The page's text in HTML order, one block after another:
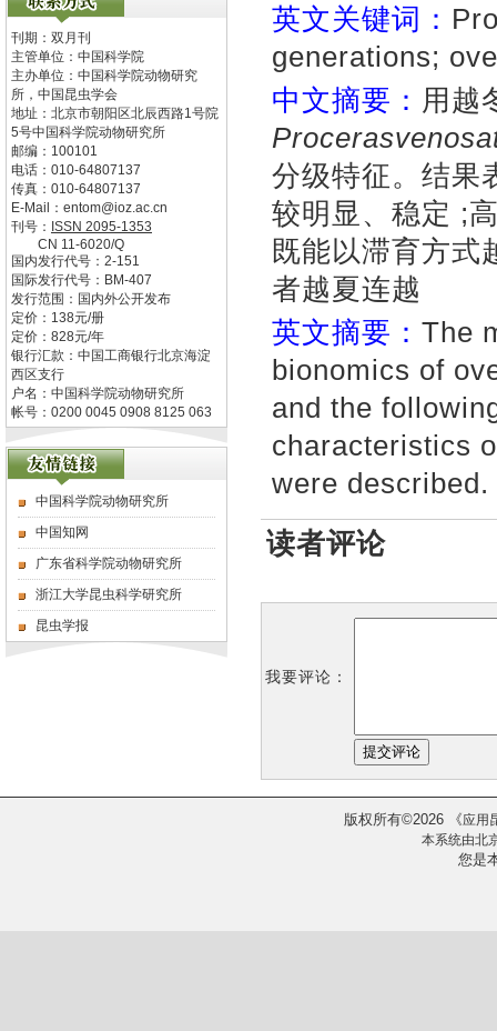
刊期：双月刊
主管单位： 中国科学院
主办单位： 中国科学院动物研究
所，中国昆虫学会
地址： 北京市朝阳区北辰西路1号院
5号中国科学院动物研究所
邮编： 100101
电话： 010-64807137
传真： 010-64807137
E-Mail： entom@ioz.ac.cn
刊号： ISSN 2095-1353
CN 11-6020/Q
国内发行代号： 2-151
国际发行代号： BM-407
发行范围：国内外公开发布
定价： 138元/册
定价： 828元/年
银行汇款：中国工商银行北京海淀
西区支行
户名：中国科学院动物研究所
帐号：0200 0045 0908 8125 063
中国科学院动物研究所
中国知网
广东省科学院动物研究所
浙江大学昆虫科学研究所
昆虫学报
英文关键词：
generations;
中文摘要： 用越
分级特征。结果
较明显、稳定 ;
既能以滞育方式
者越夏连越
英文摘要： The
bionomics of
and the
characteristics
were described.
读者评论
我要评论：
版权所有©2026 《应用
本系统由北
您是